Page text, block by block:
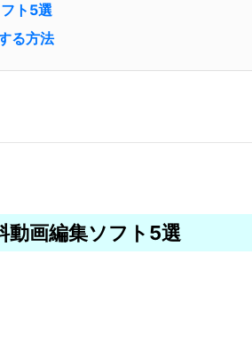
ト5選
る方法
画編集ソフト5選